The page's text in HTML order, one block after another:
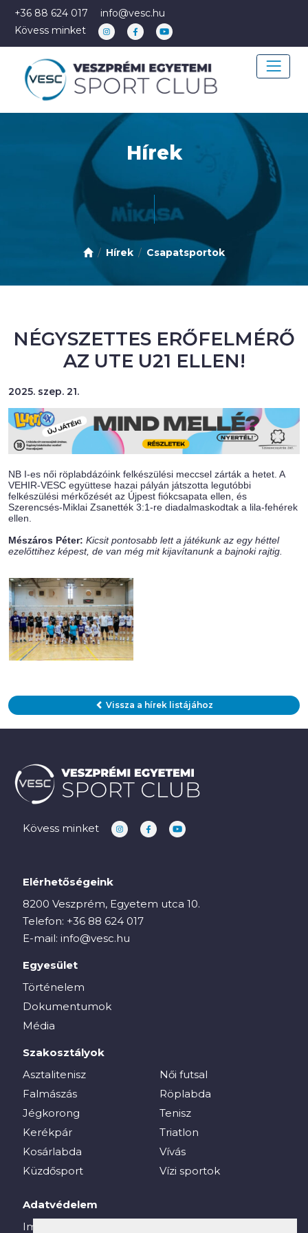
+36 88 624 017
info@vesc.hu
Kövess minket
Hírek
Hírek Csapatsportok
NÉGYSZETTES ERŐFELMÉRŐ
AZ UTE U21 ELLEN!
2025. szep. 21.
NB I-es női röplabdázóink felkészülési meccsel zárták a hetet. A
VEHIR-VESC együttese hazai pályán játszotta legutóbbi
felkészülési mérkőzését az Újpest fiókcsapata ellen, és
Szerencsés-Miklai Zsanették 3:1-re diadalmaskodtak a lila-fehérek
ellen.
Mészáros Péter: Kicsit pontosabb lett a játékunk az egy héttel
ezelőttihez képest, de van még mit kijavítanunk a bajnoki rajtig.
Vissza a hírek listájához
Kövess minket
Elérhetőségeink
8200 Veszprém, Egyetem utca 10.
Telefon: +36 88 624 017
E-mail: info@vesc.hu
Egyesület
Történelem
Dokumentumok
Média
Szakosztályok
Asztalitenisz
Falmászás
Jégkorong
Kerékpár
Kosárlabda
Küzdősport
Női futsal
Röplabda
Tenisz
Triatlon
Vívás
Vízi sportok
Adatvédelem
Impresszum